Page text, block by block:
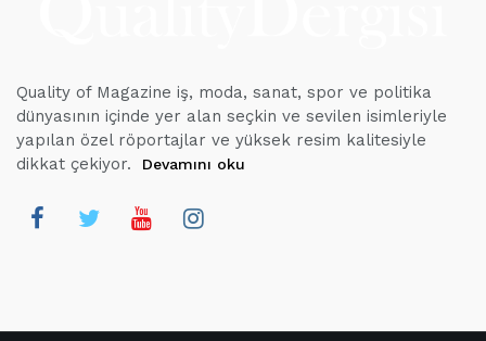
Quality of Magazine iş, moda, sanat, spor ve politika
dünyasının içinde yer alan seçkin ve sevilen isimleriyle
yapılan özel röportajlar ve yüksek resim kalitesiyle
dikkat çekiyor.
Devamını oku